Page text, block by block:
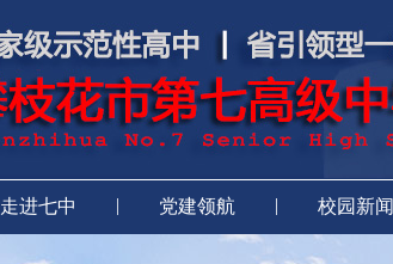
走进七中 | 党建领航 | 校园新闻